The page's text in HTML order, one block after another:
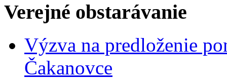
Verejné obstarávanie
Výzva na predloženie
Čakanovce